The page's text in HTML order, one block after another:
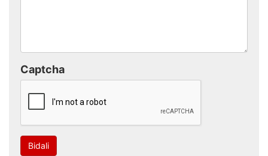
Captcha
Bidali